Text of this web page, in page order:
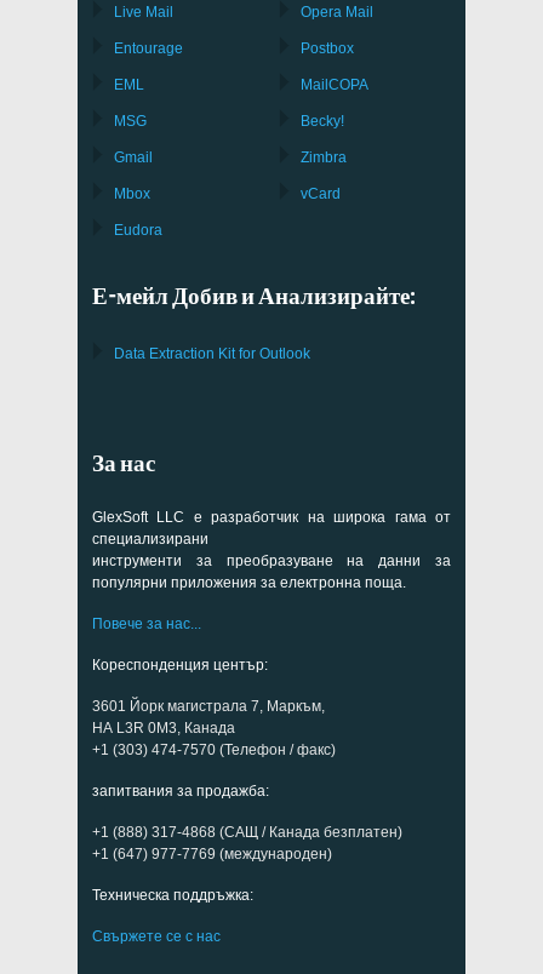
Live Mail
Entourage
EML
MSG
Gmail
Mbox
Eudora
Opera Mail
Postbox
MailCOPA
Becky!
Zimbra
vCard
Е-мейл Добив и Анализирайте:
Data Extraction Kit for Outlook
За нас
GlexSoft LLC е разработчик на широка гама от
специализирани
инструменти за преобразуване на данни за
популярни приложения за електронна поща.
Повече за нас...
Кореспонденция център:
3601 Йорк магистрала 7, Маркъм,
НА L3R 0M3, Канада
+1 (303) 474-7570 (Телефон / факс)
запитвания за продажба:
+1 (888) 317-4868 (САЩ / Канада безплатен)
+1 (647) 977-7769 (международен)
Техническа поддръжка:
Свържете се с нас